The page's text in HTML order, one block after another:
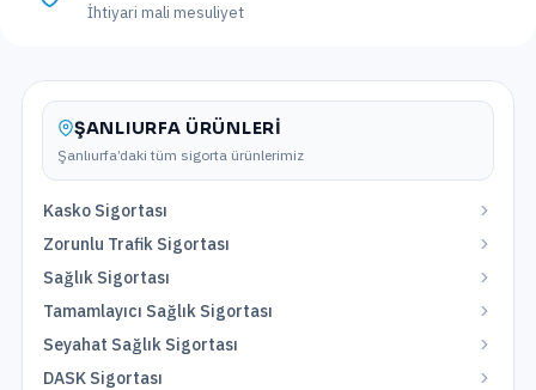
İhtiyari mali mesuliyet
ŞANLIURFA ÜRÜNLERI
Şanlıurfa’daki tüm sigorta ürünlerimiz
Kasko Sigortası
Zorunlu Trafik Sigortası
Sağlık Sigortası
Tamamlayıcı Sağlık Sigortası
Seyahat Sağlık Sigortası
DASK Sigortası